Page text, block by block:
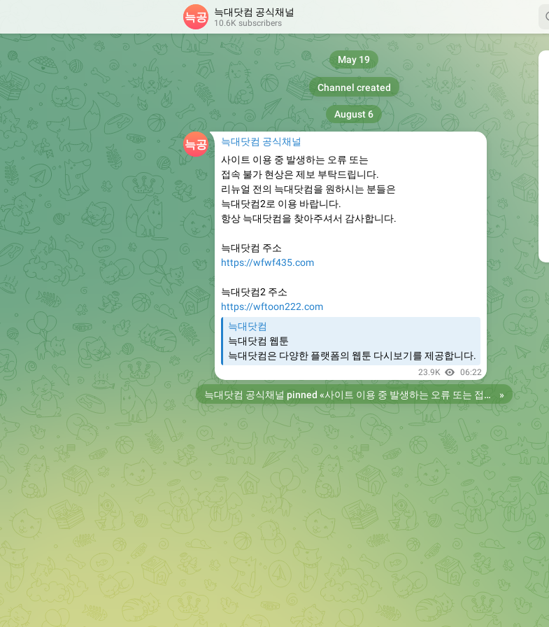
늑대닷컴 공식채널
10.6K subscribers
Channel created
May 19
늑대닷컴 공식채널
사이트 이용 중 발생하는 오류 또는
접속 불가 현상은 제보 부탁드립니다.
리뉴얼 전의 늑대닷컴을 원하시는 분들은
늑대닷컴2로 이용 바랍니다.
항상 늑대닷컴을 찾아주셔서 감사합니다.
늑대닷컴 주소
https://wfwf435.com
늑대닷컴2 주소
https://wftoon222.com
늑대닷컴
늑대닷컴 웹툰
늑대닷컴은 다양한 플랫폼의 웹툰 다시보기를 제공합니다.
23.9K 06:22
August 6
늑대닷컴 공식채널 pinned « 사이트 이용 중 발생하는 오류 또는 접속 불가 현상은 제보 부탁드립니다. 리뉴얼 전의 늑대닷컴을 원하시는 분들은 늑대닷컴2로 이용 바랍니다. 항상 늑대닷컴을 찾아주셔서 감사합니다. 늑대닷컴 주소 https://wfwf435.com 늑대닷컴2 주소 https://wftoon222.com »